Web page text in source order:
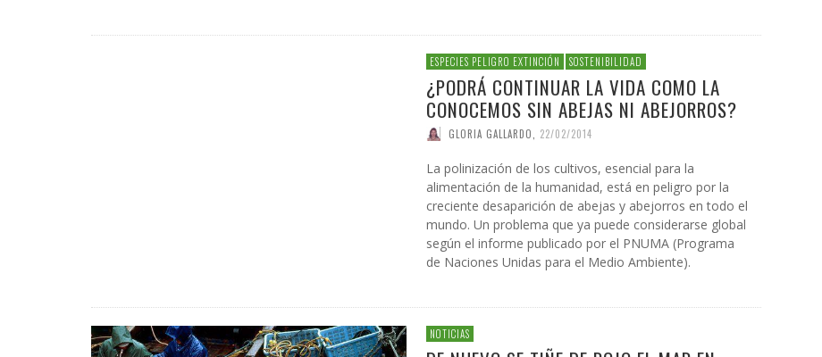
ESPECIES PELIGRO EXTINCIÓN SOSTENIBILIDAD
¿PODRÁ CONTINUAR LA VIDA COMO LA
CONOCEMOS SIN ABEJAS NI ABEJORROS?
GLORIA GALLARDO 22/02/2014
La polinización de los cultivos, esencial para la
alimentación de la humanidad, está en peligro por la
creciente desaparición de abejas y abejorros en todo el
mundo. Un problema que ya puede considerarse global
según el informe publicado por el PNUMA (Programa
de Naciones Unidas para el Medio Ambiente).
NOTICIAS